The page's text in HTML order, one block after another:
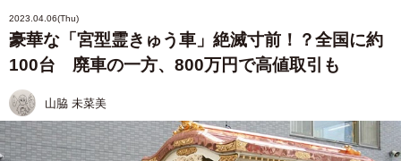
2023.04.06(Thu)
豪華な「宮型霊きゅう車」絶滅寸前！？全国に約
100台 廃車の一方、800万円で高値取引も
山脇 未菜美